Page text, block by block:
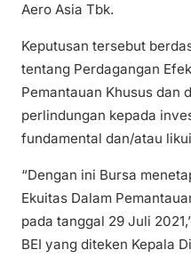
Aero Asia Tbk.
Keputusan tersebut
tentang Perdagangan
Pemantauan Khusus dan
perlindungan kepada
fundamental dan/atau
“Dengan ini Bursa
Ekuitas Dalam
pada tanggal 29 Juli
BEI yang diteken Kepala